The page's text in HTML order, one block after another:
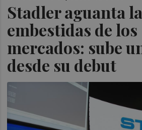
Stadler aguanta
embestidas de los
mercados: sube
desde su debut